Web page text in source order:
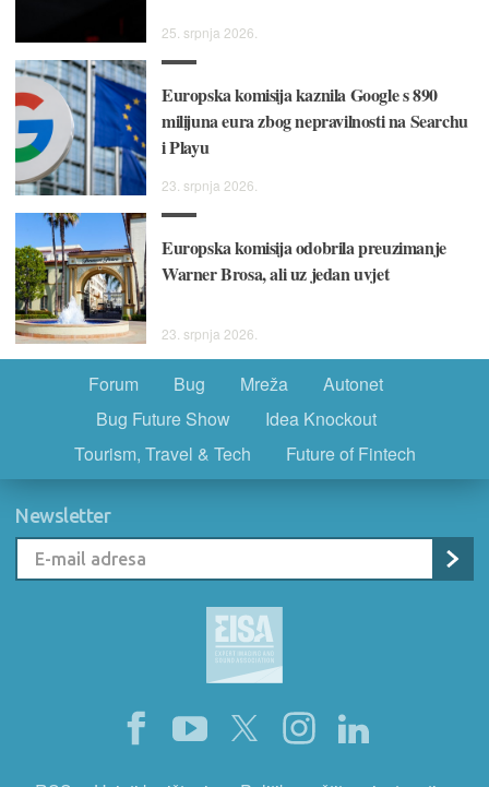
25. srpnja 2026.
Europska komisija kaznila Google s 890
milijuna eura zbog nepravilnosti na Searchu
i Playu
23. srpnja 2026.
Europska komisija odobrila preuzimanje
Warner Brosa, ali uz jedan uvjet
23. srpnja 2026.
Forum Bug Mreža
Autonet
Bug Future Show
Idea Knockout
Tourism, Travel & Tech
Future of Fintech
Newsletter